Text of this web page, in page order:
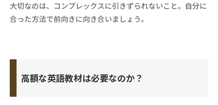
大切なのは、コンプレックスに引きずられないこと。自分に
合った方法で前向きに向き合いましょう。
高額な英語教材は必要なのか？